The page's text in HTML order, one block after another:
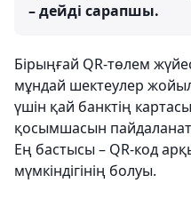
– дейді сарапшы.
Бірыңғай QR-төлем
мұндай шектеулер
үшін қай банктің
қосымшасын
Ең бастысы – QR-код
мүмкіндігінің болуы.